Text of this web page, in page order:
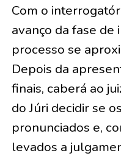
Com o
avanço da fase de
processo se
Depois da
finais, caberá ao
do Júri decidir se
pronunciados e,
levados a